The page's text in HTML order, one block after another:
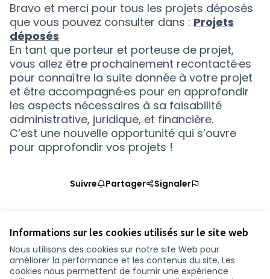
Informations sur les cookies utilisés sur le site web
Nous utilisons des cookies sur notre site Web pour
améliorer la performance et les contenus du site. Les
cookies nous permettent de fournir une expérience
Bravo et merci pour tous les projets déposés
que vous pouvez consulter dans : Projets
déposés
En tant que porteur et porteuse de projet,
vous allez être prochainement recontacté·es
pour connaître la suite donnée à votre projet
et être accompagné·es pour en approfondir
les aspects nécessaires à sa faisabilité
administrative, juridique, et financière.
C’est une nouvelle opportunité qui s’ouvre
pour approfondir vos projets !
Suivre Partager Signaler
Conditions d'utilisation
Paramètres des cookies